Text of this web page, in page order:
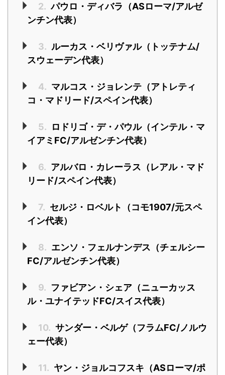
2. パウロ・ディバラ（ASローマ/アルゼ
ンチン代表）
3. ルーカス・ベリヴァル（トッテナム/
スウェーデン代表）
4. マルコス・ジョレンテ（アトレティ
コ・マドリード/スペイン代表）
5.
ロドリゴ・デ・パウル（インテル・マ
イアミFC/アルゼンチン代表）
6. アルバロ・カレーラス（レアル・マド
リード/スペイン代表）
7. セルジ・ロベルト（コモ1907/元スペ
イン代表）
8. エンソ・フェルナンデス（チェルシー
FC/アルゼンチン代表）
9. ファビアン・シェア（ニューカッス
ル・ユナイテッドFC/スイス代表）
10. サンダー・ベルゲ（フラムFC/ノルウ
ェー代表）
11. ヤン・ジョルコフスキ（ASローマ/ポ